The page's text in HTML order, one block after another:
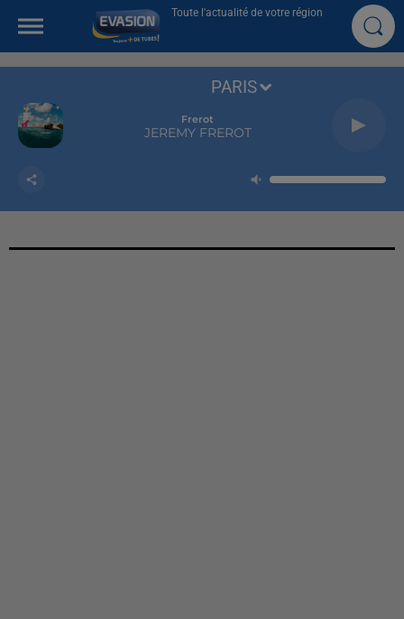
Toute l'actualité de votre région
Frerot
JEREMY FREROT
PARIS